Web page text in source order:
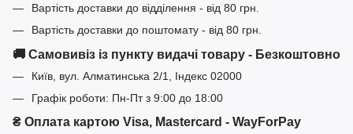
Вартість доставки до відділення - від 80 грн.
Вартість доставки до поштомату - від 80 грн.
🚚 Самовивіз із пункту видачі товару - Безкоштовно
Київ, вул. Алматинська 2/1, Індекс 02000
Графік роботи: Пн-Пт з 9:00 до 18:00
₴ Оплата картою Visa, Mastercard - WayForPay